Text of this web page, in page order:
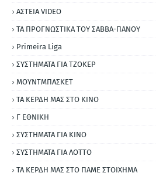
ΑΣΤΕΙΑ VIDEO
ΤΑ ΠΡΟΓΝΩΣΤΙΚΑ ΤΟΥ ΣΑΒΒΑ-ΠΑΝΟΥ
Primeira Liga
ΣΥΣΤΗΜΑΤΑ ΓΙΑ ΤΖΟΚΕΡ
ΜΟΥΝΤΜΠΑΣΚΕΤ
ΤΑ ΚΕΡΔΗ ΜΑΣ ΣΤΟ ΚΙΝΟ
Γ ΕΘΝΙΚΗ
ΣΥΣΤΗΜΑΤΑ ΓΙΑ ΚΙΝΟ
ΣΥΣΤΗΜΑΤΑ ΓΙΑ ΛΟΤΤΟ
ΤΑ ΚΕΡΔΗ ΜΑΣ ΣΤΟ ΠΑΜΕ ΣΤΟΙΧΗΜΑ